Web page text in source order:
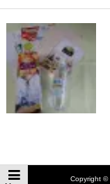
Copyright ©